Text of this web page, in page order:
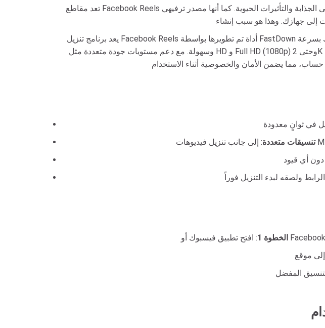
تعد مقاطع Facebook Reels ميزة تتيح للمستخدمين إنشاء ومشاركة مقاطع فيديو قصيرة فريدة من نوعها، تجمع بين الموسيقى الجذابة والتأثيرات الحيوية. كما أنها مصدر ترفيهي
يعد برنامج تنزيل Facebook Reels أداة تم تطويرها بواسطة FastDown وتعمل مباشرة في متصفح الويب الخاص بك، مما يتيح لك تنزيل مقاطع فيديو قصيرة من فيسبوك بسرعة
وسهولة. مع دعم مستويات جودة متعددة مثل HD و Full HD (1080p) وحتى 2K أو 4K (إذا كان الفيديو الأصلي يدعم ذلك)، يساعدك FastDown على حفظ المحتوى المفضل لديك
تنسيقات متعددة
الخطوة 1